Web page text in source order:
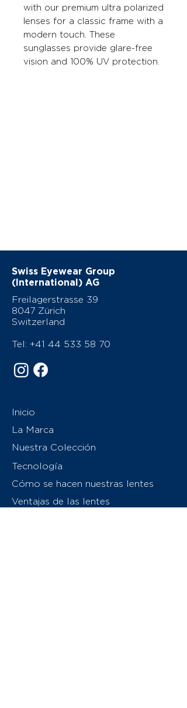
with our premium ultra polarized
lenses for a classic frame with a
modern touch. These
sunglasses provide glare-free
vision and 100% UV protection.
Swiss Eyewear Group
(International) AG
Freilagerstrasse 39
8047 Zürich
Switzerland
Tel: +41 44 533 58 70
Inicio
La Marca
Nuestra Colección
Tecnología
Cómo se hacen nuestras lentes
Ventajas de las lentes